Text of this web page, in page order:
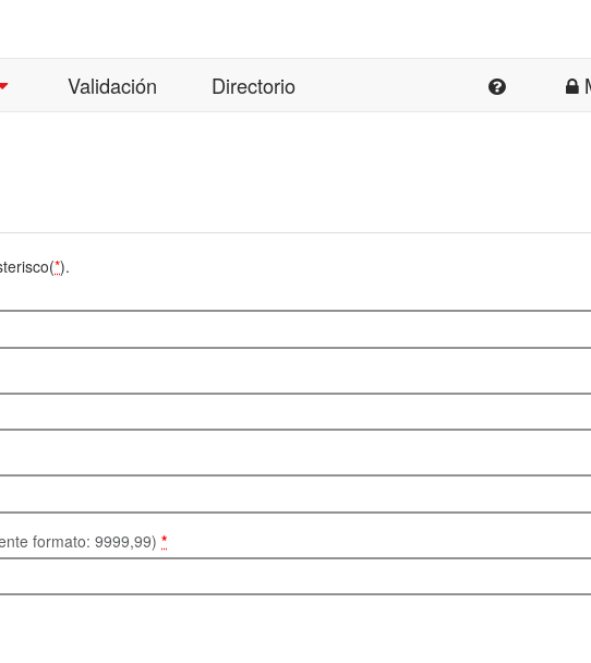
Validación Directorio
*).
formato: 9999,99) *